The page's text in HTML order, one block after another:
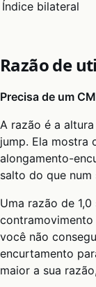
Índice bilateral
Razão de
Precisa de um
A razão é a
jump. Ela mostra
alongamento-
salto do que
Uma razão de
contramovimento
você não
encurtamento
maior a sua